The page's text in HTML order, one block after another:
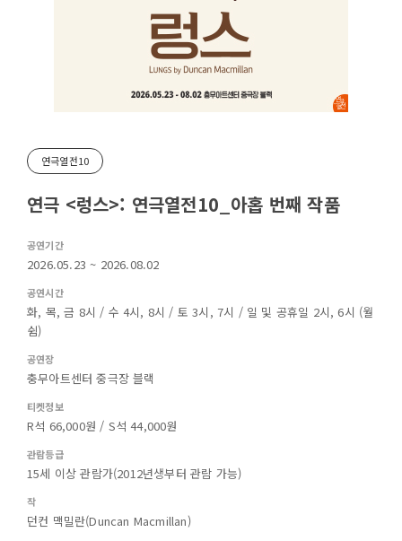
연극열전10
연극 <렁스>: 연극열전10_아홉 번째 작품
공연기간
2026.05.23 ~ 2026.08.02
공연시간
화, 목, 금 8시 / 수 4시, 8시 / 토 3시, 7시 / 일 및 공휴일 2시, 6시 (월
쉼)
공연장
충무아트센터 중극장 블랙
티켓정보
R석 66,000원 / S석 44,000원
관람등급
15세 이상 관람가(2012년생부터 관람 가능)
작
던컨 맥밀란(Duncan Macmillan)